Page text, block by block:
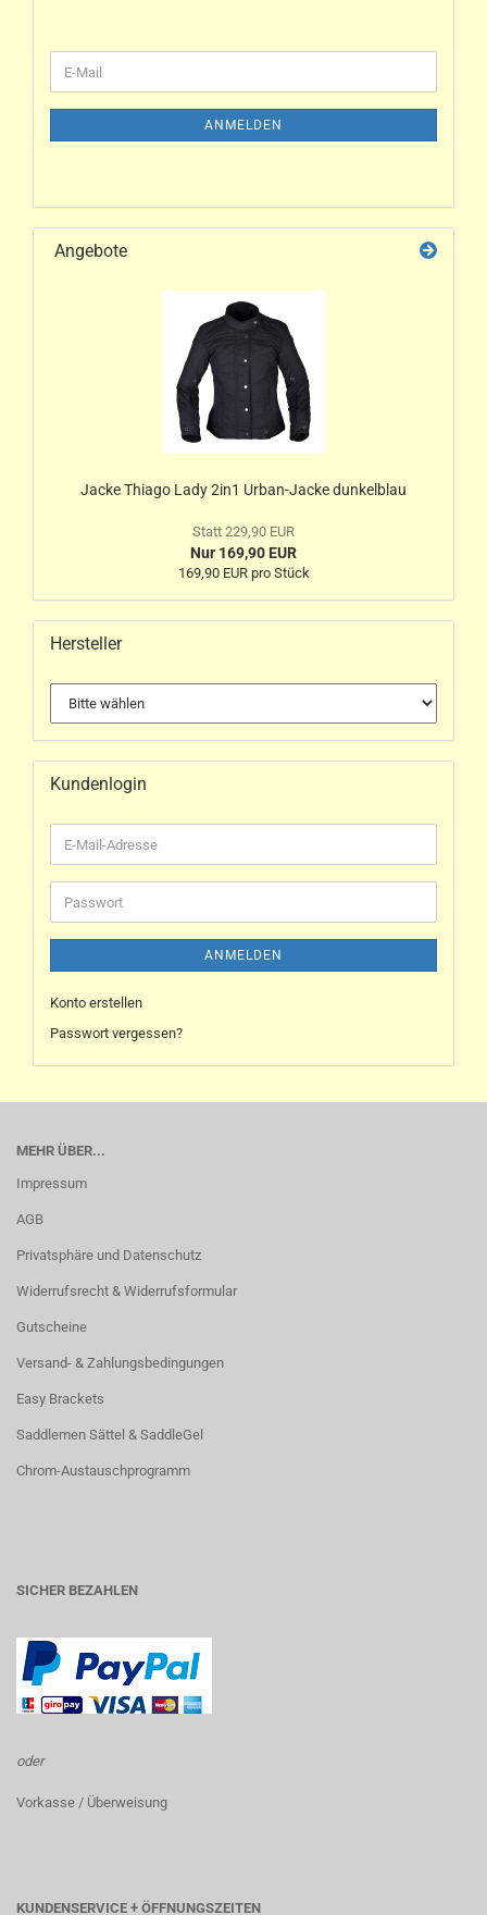
ANMELDEN
Angebote
Jacke Thiago Lady 2in1 Urban-Jacke dunkelblau
Statt 229,90 EUR
Nur 169,90 EUR
169,90 EUR pro Stück
Hersteller
Kundenlogin
ANMELDEN
Konto erstellen
Passwort vergessen?
MEHR ÜBER...
Impressum
AGB
Privatsphäre und Datenschutz
Widerrufsrecht & Widerrufsformular
Gutscheine
Versand- & Zahlungsbedingungen
Easy Brackets
Saddlemen Sättel & SaddleGel
Chrom-Austauschprogramm
SICHER BEZAHLEN
oder
Vorkasse / Überweisung
KUNDENSERVICE + ÖFFNUNGSZEITEN